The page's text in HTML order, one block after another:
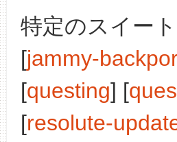
特定のスイー
[jammy-
[questing] [
[resolute-